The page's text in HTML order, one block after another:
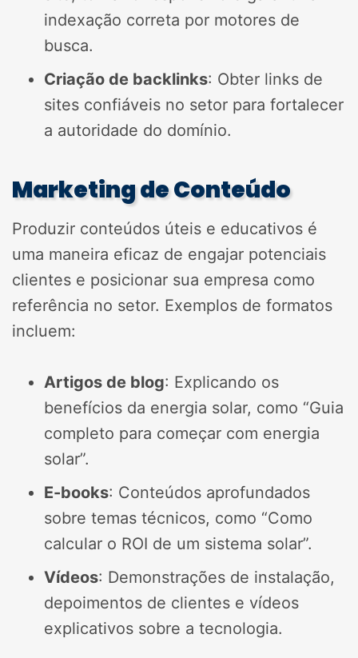
indexação correta por motores de
busca.
Criação de backlinks: Obter links de
sites confiáveis no setor para fortalecer
a autoridade do domínio.
Marketing de Conteúdo
Produzir conteúdos úteis e educativos é
uma maneira eficaz de engajar potenciais
clientes e posicionar sua empresa como
referência no setor. Exemplos de formatos
incluem:
Artigos de blog: Explicando os
benefícios da energia solar, como “Guia
completo para começar com energia
solar”.
E-books: Conteúdos aprofundados
sobre temas técnicos, como “Como
calcular o ROI de um sistema solar”.
Vídeos: Demonstrações de instalação,
depoimentos de clientes e vídeos
explicativos sobre a tecnologia.